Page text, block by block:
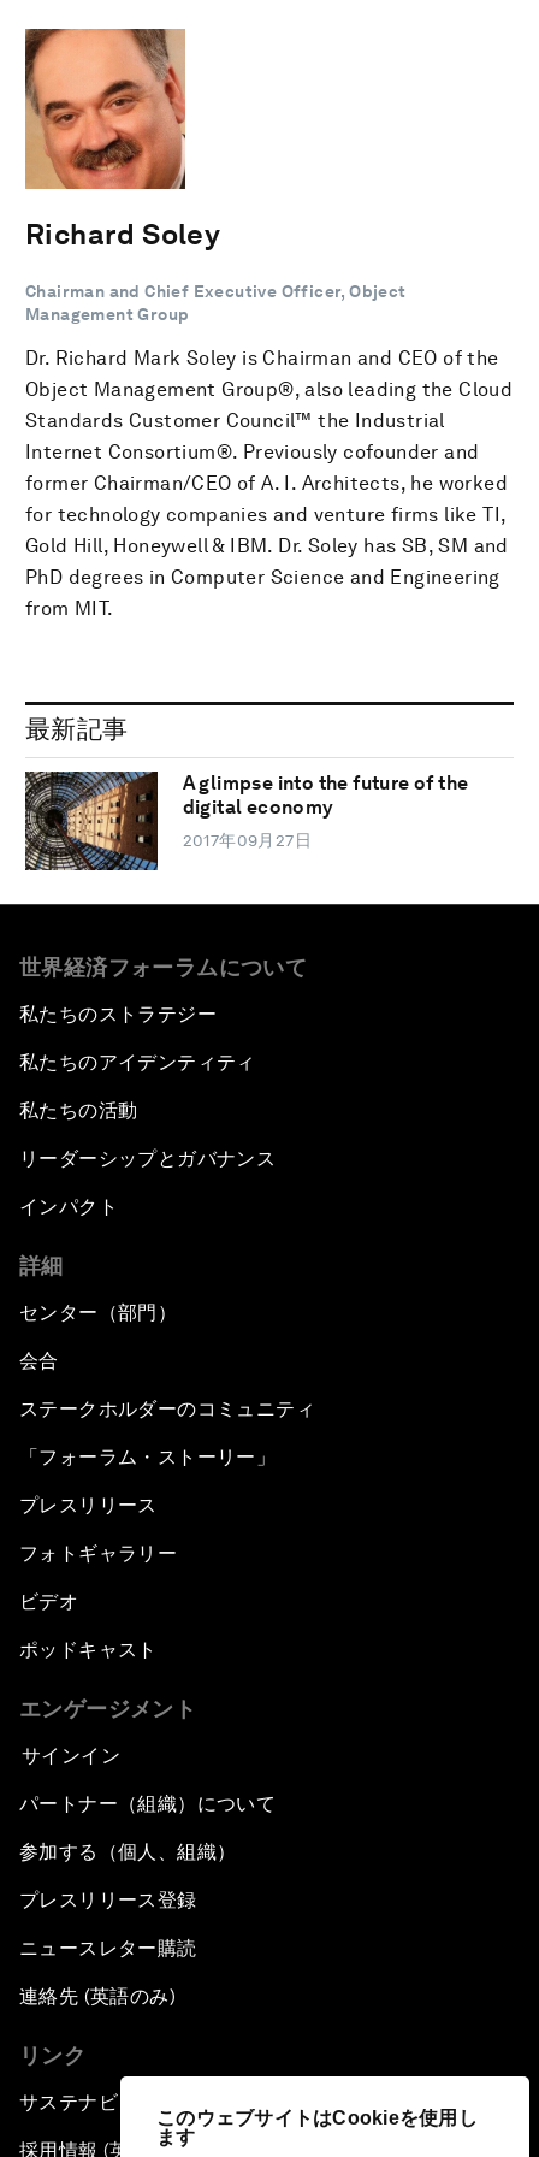
このウェブサイトはCookieを使用し
ます
Richard Soley
Chairman and Chief Executive Officer, Object
Management Group
Dr. Richard Mark Soley is Chairman and CEO of the
Object Management Group®, also leading the Cloud
Standards Customer Council™ the Industrial
Internet Consortium®. Previously cofounder and
former Chairman/CEO of A. I. Architects, he worked
for technology companies and venture firms like TI,
Gold Hill, Honeywell & IBM. Dr. Soley has SB, SM and
PhD degrees in Computer Science and Engineering
from MIT.
最新記事
A glimpse into the future of the
digital economy
2017年09月27日
世界経済フォーラムについて
私たちのストラテジー
私たちのアイデンティティ
私たちの活動
リーダーシップとガバナンス
インパクト
詳細
センター（部門）
会合
ステークホルダーのコミュニティ
「フォーラム・ストーリー」
プレスリリース
フォトギャラリー
ビデオ
ポッドキャスト
エンゲージメント
サインイン
パートナー（組織）について
参加する（個人、組織）
プレスリリース登録
ニュースレター購読
連絡先 (英語のみ)
リンク
サステナビリティへの取り組み
採用情報 (英語のみ)